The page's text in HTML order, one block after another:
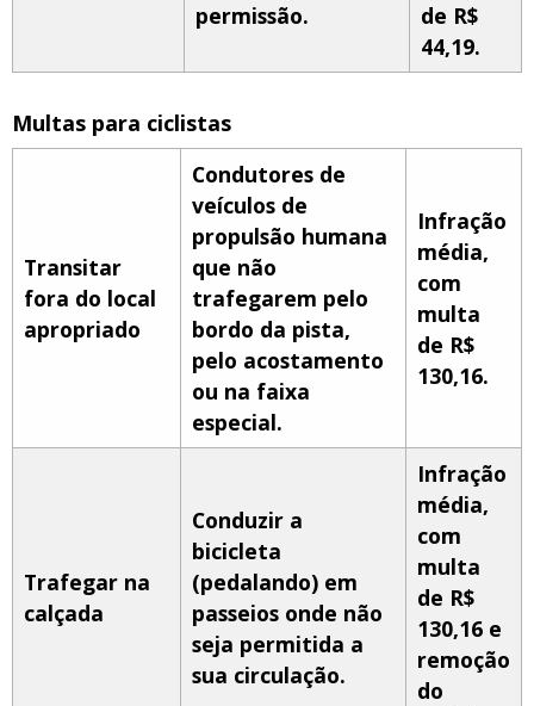
permissão.
de R$
44,19.
Multas para ciclistas
Transitar
fora do local
apropriado
Condutores de
veículos de
propulsão humana
que não
trafegarem pelo
bordo da pista,
pelo acostamento
ou na faixa
especial.
Infração
média,
com
multa
de R$
130,16.
Trafegar na
calçada
Conduzir a
bicicleta
(pedalando) em
passeios onde não
seja permitida a
sua circulação.
Infração
média,
com
multa
de R$
130,16 e
remoção
do